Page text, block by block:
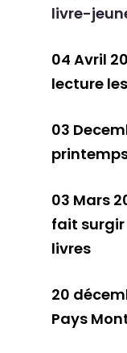
livre-
04 Avril
lecture
03
03 Mars
fait surgir
livres
20
Pays